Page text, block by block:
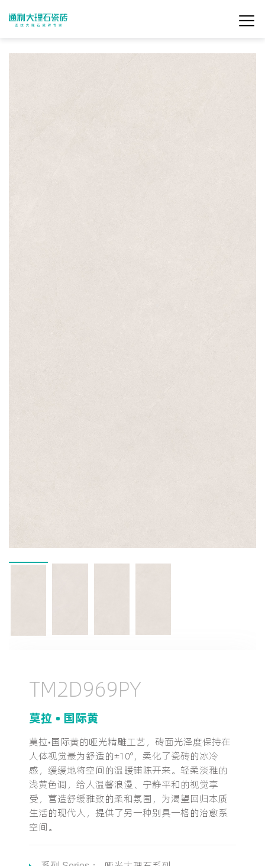
TM2D969PY
莫拉 • 国际黄
莫拉•国际黄的哑光精雕工艺，砖面光泽度保持在
人体视觉最为舒适的±10°，柔化了瓷砖的冰冷
感，缓缓地将空间的温暖铺陈开来。轻柔淡雅的
浅黄色调，给人温馨浪漫、宁静平和的视觉享
受，营造舒缓雅致的柔和氛围，为渴望回归本质
生活的现代人，提供了另一种别具一格的治愈系
空间。